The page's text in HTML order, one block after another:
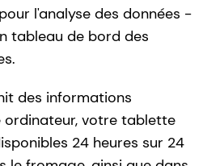
l'analyse des données -
tableau de bord des
des informations
votre tablette
24 heures sur 24